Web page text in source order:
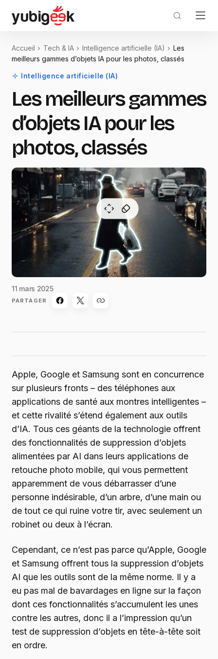
Accueil Tech & IA Intelligence artificielle (IA)
Les
meilleurs gammes d’objets IA pour les photos, classés
Intelligence artificielle (IA)
Les meilleurs gammes
d’objets IA pour les
photos, classés
11 mars 2025
PARTAGER
Apple, Google et Samsung sont en concurrence
sur plusieurs fronts – des téléphones aux
applications de santé aux montres intelligentes –
et cette rivalité s’étend également aux outils
d’IA. Tous ces géants de la technologie offrent
des fonctionnalités de suppression d’objets
alimentées par AI dans leurs applications de
retouche photo mobile, qui vous permettent
apparemment de vous débarrasser d’une
personne indésirable, d’un arbre, d’une main ou
de tout ce qui ruine votre tir, avec seulement un
robinet ou deux à l’écran.
Cependant, ce n’est pas parce qu’Apple, Google
et Samsung offrent tous la suppression d’objets
AI que les outils sont de la même norme. Il y a
eu pas mal de bavardages en ligne sur la façon
dont ces fonctionnalités s’accumulent les unes
contre les autres, donc il a l’impression qu’un
test de suppression d’objets en tête-à-tête soit
en ordre.